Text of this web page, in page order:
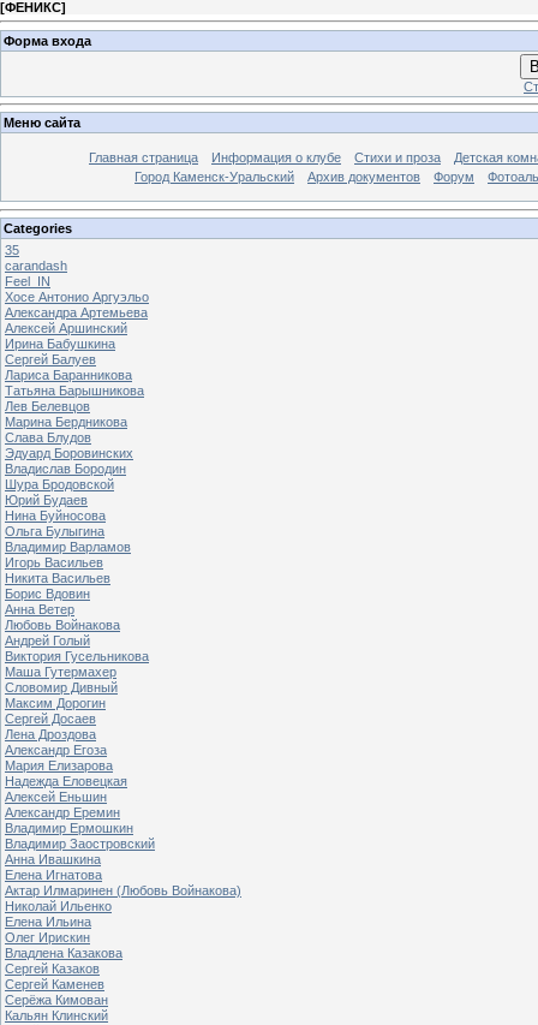
[ФЕНИКС]
Форма входа
Меню сайта
Главная страница Информация о клубе Стихи и проза
Детская
Город Каменск-Уральский
Архив документов Форум
Categories
35
carandash
Feel_IN
Хосе Антонио Аргуэльо
Александра Артемьева
Алексей Аршинский
Ирина Бабушкина
Сергей Балуев
Лариса Баранникова
Татьяна Барышникова
Лев Белевцов
Марина Бердникова
Слава Блудов
Эдуард Боровинских
Владислав Бородин
Шура Бродовской
Юрий Будаев
Нина Буйносова
Ольга Булыгина
Владимир Варламов
Игорь Васильев
Никита Васильев
Борис Вдовин
Анна Ветер
Любовь Войнакова
Андрей Голый
Виктория Гусельникова
Маша Гутермахер
Словомир Дивный
Максим Дорогин
Сергей Досаев
Лена Дроздова
Александр Егоза
Мария Елизарова
Надежда Еловецкая
Алексей Еньшин
Александр Еремин
Владимир Ермошкин
Владимир Заостровский
Анна Ивашкина
Елена Игнатова
Актар Илмаринен (Любовь Войнакова)
Николай Ильенко
Елена Ильина
Олег Ирискин
Владлена Казакова
Сергей Казаков
Сергей Каменев
Серёжа Кимован
Кальян Клинский